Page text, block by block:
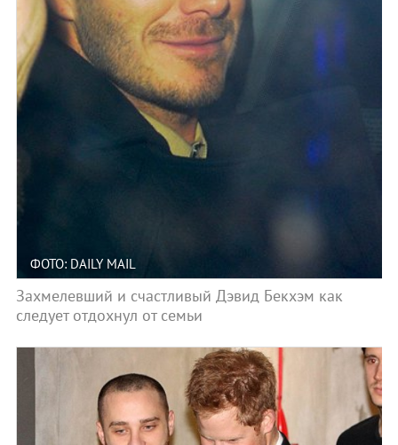
ФОТО: DAILY MAIL
Захмелевший и счастливый Дэвид Бекхэм как
следует отдохнул от семьи